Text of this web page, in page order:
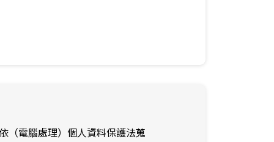
（電腦處理）個人資料保護法蒐